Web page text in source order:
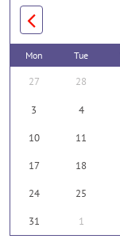
Mon Tue
27 28
3 4
10 11
17 18
24 25
31 1